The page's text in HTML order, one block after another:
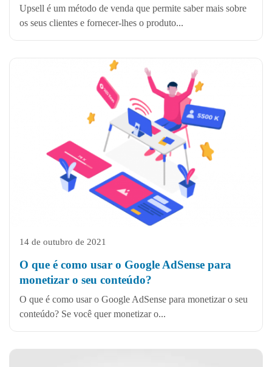
Upsell é um método de venda que permite saber mais sobre
os seus clientes e fornecer-lhes o produto...
14 de outubro de 2021
O que é como usar o Google AdSense para
monetizar o seu conteúdo?
O que é como usar o Google AdSense para monetizar o seu
conteúdo? Se você quer monetizar o...